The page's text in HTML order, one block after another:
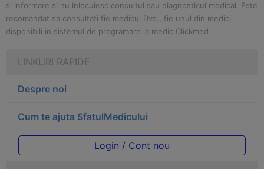
si informare si nu inlocuiesc consultul sau diagnosticul medical. Este
recomandat sa consultati fie medicul Dvs., fie unul din medicii
disponibili in sistemul de programare la medic Clickmed.
LINKURI RAPIDE
Despre noi
Cum te ajuta SfatulMedicului
Login / Cont nou